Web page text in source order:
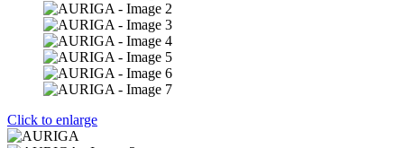
Click to enlarge